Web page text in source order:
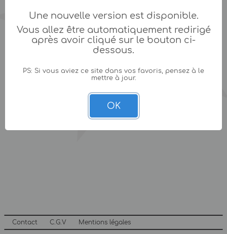
Contact C.G.V Mentions légales
Une nouvelle version est disponible.
Vous allez être automatiquement redirigé
après avoir cliqué sur le bouton ci-
dessous.
PS: Si vous aviez ce site dans vos favoris, pensez à le
mettre à jour.
OK